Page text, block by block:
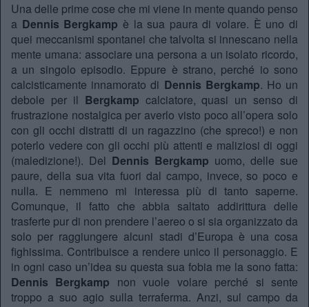
Una delle prime cose che mi viene in mente quando penso
a Dennis Bergkamp è la sua paura di volare. È uno di
quei meccanismi spontanei che talvolta si innescano nella
mente umana: associare una persona a un isolato ricordo,
a un singolo episodio. Eppure è strano, perché io sono
calcisticamente innamorato di Dennis Bergkamp. Ho un
debole per il Bergkamp calciatore, quasi un senso di
frustrazione nostalgica per averlo visto poco all’opera solo
con gli occhi distratti di un ragazzino (che spreco!) e non
poterlo vedere con gli occhi più attenti e maliziosi di oggi
(maledizione!). Del Dennis Bergkamp uomo, delle sue
paure, della sua vita fuori dal campo, invece, so poco e
nulla. E nemmeno mi interessa più di tanto saperne.
Comunque, il fatto che abbia saltato addirittura delle
trasferte pur di non prendere l’aereo o si sia organizzato da
solo per raggiungere alcuni stadi d’Europa è una cosa
fighissima. Contribuisce a rendere unico il personaggio. E
in ogni caso un’idea su questa sua fobia me la sono fatta:
Dennis Bergkamp non vuole volare perché si sente
troppo a suo agio sulla terraferma. Anzi, sul campo da